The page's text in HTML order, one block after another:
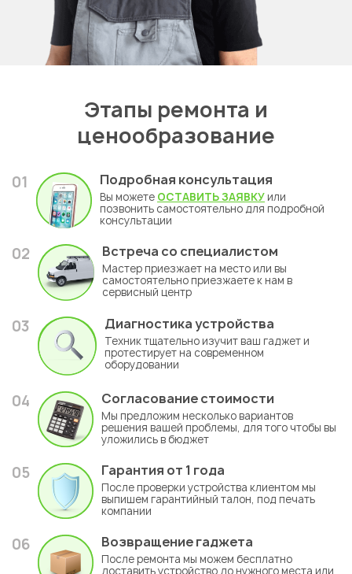
Этапы ремонта и
ценообразование
01 Подробная консультация
Вы можете ОСТАВИТЬ ЗАЯВКУ или
позвонить самостоятельно для подробной
консультации
02 Встреча со специалистом
Мастер приезжает на место или вы
самостоятельно приезжаете к нам в
сервисный центр
03 Диагностика устройства
Техник тщательно изучит ваш гаджет и
протестирует на современном
оборудовании
04 Согласование стоимости
Мы предложим несколько вариантов
решения вашей проблемы, для того чтобы вы
уложились в бюджет
05 Гарантия от 1 года
После проверки устройства клиентом мы
выпишем гарантийный талон, под печать
компании
06 Возвращение гаджета
После ремонта мы можем бесплатно
доставить устройство до нужного места или